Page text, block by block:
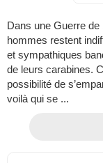
Dans une Guerre de
hommes restent
et sympathiques
de leurs carabines.
possibilité de
voilà qui se ...